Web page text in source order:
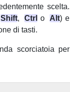
scelta.
Shift, Ctrl o Alt) e
di tasti.
scorciatoia per